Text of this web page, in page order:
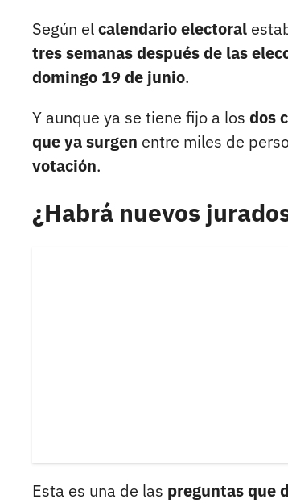
Según elcalendario electoral
tres semanas después de las
domingo 19 de junio.
Y aunque ya se tiene fijo a los dos
que ya surgen entre miles de
votación.
¿Habrá nuevos
Esta es una de las preguntas que